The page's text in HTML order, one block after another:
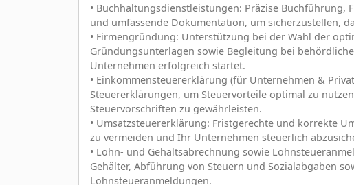
• Buchhaltungsdienstleistungen: Präzise
und umfassende Dokumentation, um sicherzustellen,
• Firmengründung: Unterstützung bei der Wahl der
Gründungsunterlagen sowie Begleitung bei
Unternehmen erfolgreich startet.
• Einkommensteuererklärung (für Unternehmen &
Steuererklärungen, um Steuervorteile optimal zu
Steuervorschriften zu gewährleisten.
• Umsatzsteuererklärung: Fristgerechte und korrekte
zu vermeiden und Ihr Unternehmen steuerlich
• Lohn- und Gehaltsabrechnung sowie
Gehälter, Abführung von Steuern und Sozialabgaben
Lohnsteueranmeldungen.